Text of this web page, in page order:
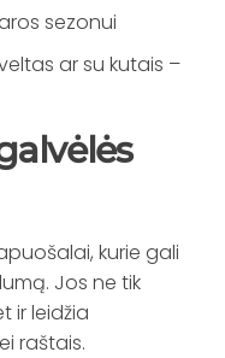
sezonui
ar su kutais –
kurie gali
Jos ne tik
ir leidžia
raštais.